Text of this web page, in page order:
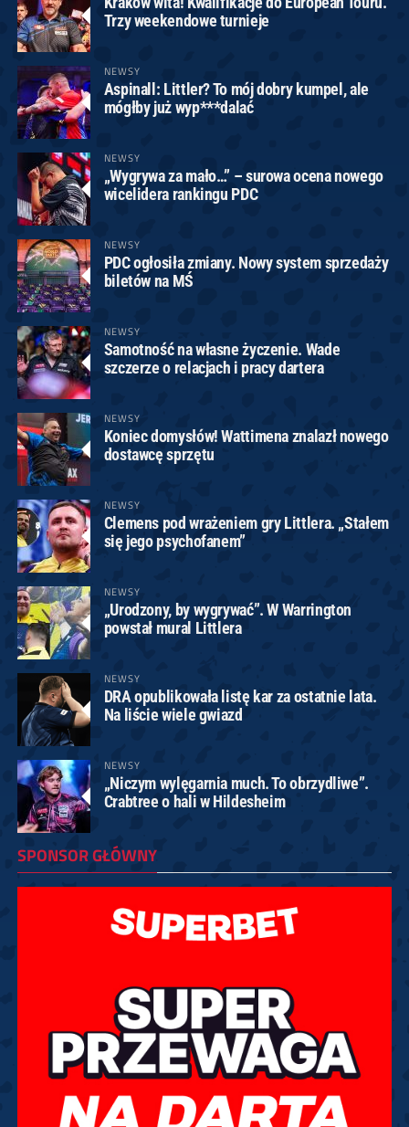
Trzy weekendowe turnieje
NEWSY
Aspinall: Littler? To mój dobry kumpel, ale
mógłby już wyp***dalać
NEWSY
„Wygrywa za mało…” – surowa ocena nowego
wicelidera rankingu PDC
NEWSY
PDC ogłosiła zmiany. Nowy system sprzedaży
biletów na MŚ
NEWSY
Samotność na własne życzenie. Wade
szczerze o relacjach i pracy dartera
NEWSY
Koniec domysłów! Wattimena znalazł nowego
dostawcę sprzętu
NEWSY
Clemens pod wrażeniem gry Littlera. „Stałem
się jego psychofanem”
NEWSY
„Urodzony, by wygrywać”. W Warrington
powstał mural Littlera
NEWSY
DRA opublikowała listę kar za ostatnie lata.
Na liście wiele gwiazd
NEWSY
„Niczym wylęgarnia much. To obrzydliwe”.
Crabtree o hali w Hildesheim
SPONSOR GŁÓWNY